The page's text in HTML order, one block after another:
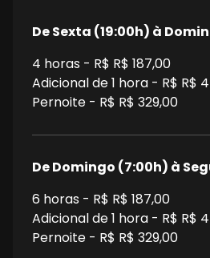
De Sexta (19:00h) à
4 horas - R$ R$ 187,00
Adicional de 1 hora - R$ R$
Pernoite - R$ R$ 329,00
De Domingo (7:00h) à
6 horas - R$ R$ 187,00
Adicional de 1 hora - R$ R$
Pernoite - R$ R$ 329,00